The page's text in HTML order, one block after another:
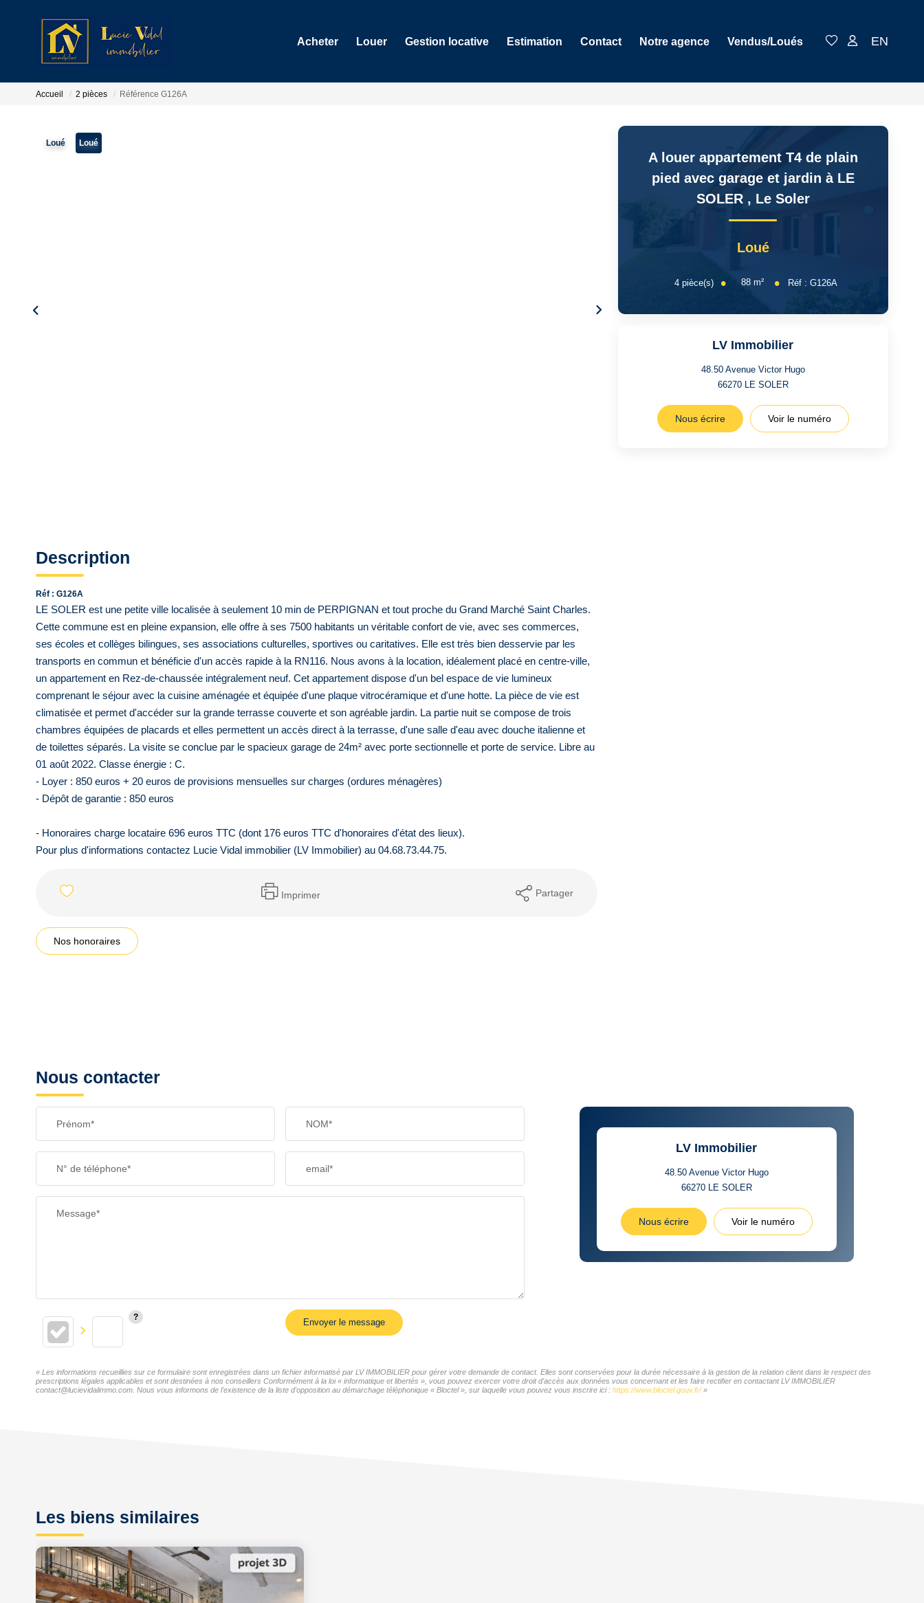
Acheter Louer Gestion locative Estimation Contact Notre agence Vendus/Loués EN
Accueil 2 pièces Référence G126A
Loué Loué
Description
Réf : G126A
LE SOLER est une petite ville localisée à seulement 10 min de PERPIGNAN et tout proche du Grand Marché Saint Charles.
Cette commune est en pleine expansion, elle offre à ses 7500 habitants un véritable confort de vie, avec ses commerces,
ses écoles et collèges bilingues, ses associations culturelles, sportives ou caritatives. Elle est très bien desservie par les
transports en commun et bénéficie d'un accès rapide à la RN116. Nous avons à la location, idéalement placé en centre-ville,
un appartement en Rez-de-chaussée intégralement neuf. Cet appartement dispose d'un bel espace de vie lumineux
comprenant le séjour avec la cuisine aménagée et équipée d'une plaque vitrocéramique et d'une hotte. La pièce de vie est
climatisée et permet d'accéder sur la grande terrasse couverte et son agréable jardin. La partie nuit se compose de trois
chambres équipées de placards et elles permettent un accès direct à la terrasse, d'une salle d'eau avec douche italienne et
de toilettes séparés. La visite se conclue par le spacieux garage de 24m² avec porte sectionnelle et porte de service. Libre au
01 août 2022. Classe énergie : C.
- Loyer : 850 euros + 20 euros de provisions mensuelles sur charges (ordures ménagères)
- Dépôt de garantie : 850 euros
- Honoraires charge locataire 696 euros TTC (dont 176 euros TTC d'honoraires d'état des lieux).
Pour plus d'informations contactez Lucie Vidal immobilier (LV Immobilier) au 04.68.73.44.75.
Imprimer Partager
Nos honoraires
A louer appartement T4 de plain
pied avec garage et jardin à LE
SOLER , Le Soler
Loué
4 pièce(s) 88 m² Réf : G126A
LV Immobilier
48.50 Avenue Victor Hugo
66270 LE SOLER
Nous écrire Voir le numéro
Nous contacter
Prénom* NOM*
N° de téléphone* email*
Message*
Envoyer le message
LV Immobilier
48.50 Avenue Victor Hugo
66270 LE SOLER
Nous écrire Voir le numéro
« Les informations recueillies sur ce formulaire sont enregistrées dans un fichier informatisé par LV IMMOBILIER pour gérer votre demande de contact. Elles sont conservées pour la durée nécessaire à la gestion de la relation client dans le respect des
prescriptions légales applicables et sont destinées à nos conseillers Conformément à la loi « informatique et libertés », vous pouvez exercer votre droit d'accès aux données vous concernant et les faire rectifier en contactant LV IMMOBILIER
contact@lucievidalimmo.com. Nous vous informons de l'existence de la liste d'opposition au démarchage téléphonique « Bloctel », sur laquelle vous pouvez vous inscrire ici : https://www.bloctel.gouv.fr/»
Les biens similaires